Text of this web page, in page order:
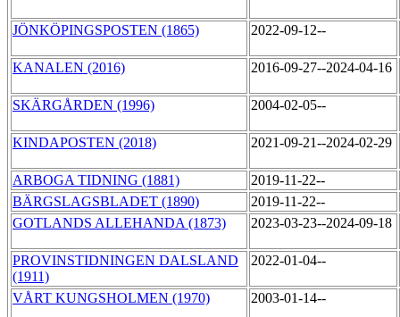
JÖNKÖPINGSPOSTEN (1865) 2022-09-12--
KANALEN (2016) 2016-09-27--2024-04-16
SKÄRGÅRDEN (1996) 2004-02-05--
KINDAPOSTEN (2018) 2021-09-21--2024-02-29
ARBOGA TIDNING (1881)
2019-11-22--
BÄRGSLAGSBLADET (1890)
2019-11-22--
GOTLANDS ALLEHANDA (1873)
2023-03-23--2024-09-18
PROVINSTIDNINGEN DALSLAND
(1911)
2022-01-04--
VÅRT KUNGSHOLMEN (1970) 2003-01-14--